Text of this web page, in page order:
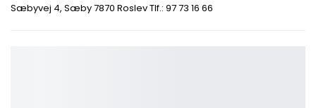
Sæbyvej 4, Sæby 7870 Roslev Tlf.: 97 73 16 66